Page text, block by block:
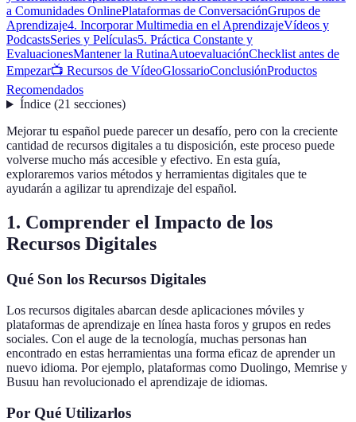
a Comunidades OnlinePlataformas de ConversaciónGrupos de
Aprendizaje4. Incorporar Multimedia en el AprendizajeVídeos y
PodcastsSeries y Películas5. Práctica Constante y
EvaluacionesMantener la RutinaAutoevaluaciónChecklist antes de
Empezar📺 Recursos de VídeoGlossarioConclusiónProductos
Recomendados
Índice(21 secciones)
Mejorar tu español puede parecer un desafío, pero con la creciente
cantidad de recursos digitales a tu disposición, este proceso puede
volverse mucho más accesible y efectivo. En esta guía,
exploraremos varios métodos y herramientas digitales que te
ayudarán a agilizar tu aprendizaje del español.
1. Comprender el Impacto de los
Recursos Digitales
Qué Son los Recursos Digitales
Los recursos digitales abarcan desde aplicaciones móviles y
plataformas de aprendizaje en línea hasta foros y grupos en redes
sociales. Con el auge de la tecnología, muchas personas han
encontrado en estas herramientas una forma eficaz de aprender un
nuevo idioma. Por ejemplo, plataformas como Duolingo, Memrise y
Busuu han revolucionado el aprendizaje de idiomas.
Por Qué Utilizarlos